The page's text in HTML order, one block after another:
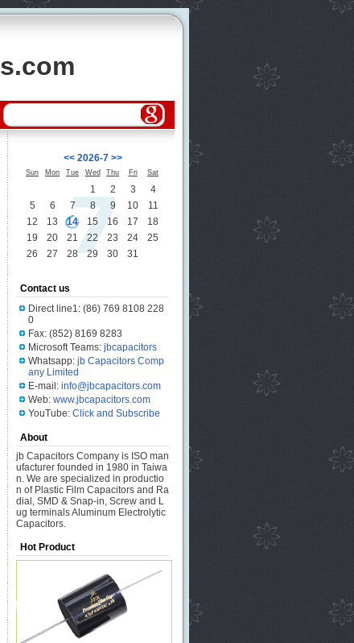
<< 2026-7 >>
Sun Mon Tue Wed Thu Fri Sat
1 2 3
4
5
6 7 8 9 10
11
12
13 14 15 16 17
18
19
20 21 22 23 24
25
26
27 28 29 30 31
Contact us
Direct line1: (86) 769 8108 228
0
Fax: (852) 8169 8283
Microsoft Teams: jbcapacitors
Whatsapp: jb Capacitors Comp
any Limited
E-mail: info@jbcapacitors.com
Web: www.jbcapacitors.com
YouTube: Click and Subscribe
About
jb Capacitors Company is ISO man
ufacturer founded in 1980 in Taiwa
n. We are specialized in productio
n of Plastic Film Capacitors and Ra
dial, SMD & Snap-in, Screw and L
ug terminals Aluminum Electrolytic
Capacitors.
Hot Product